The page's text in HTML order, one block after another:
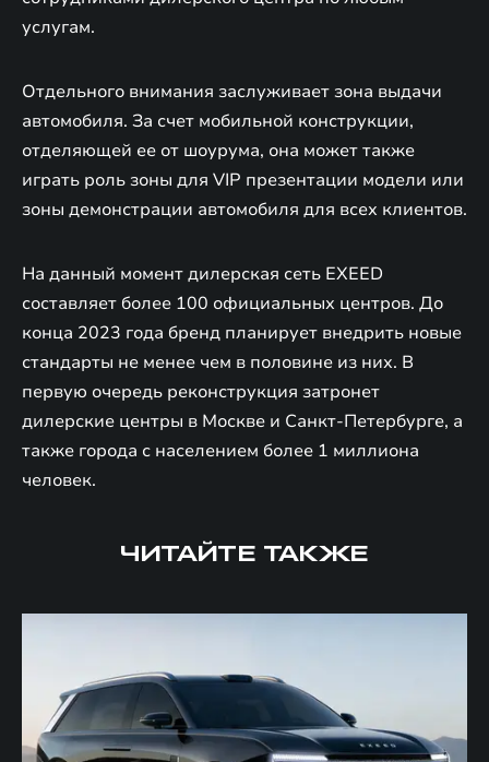
услугам.
Отдельного внимания заслуживает зона выдачи
автомобиля. За счет мобильной конструкции,
отделяющей ее от шоурума, она может также
играть роль зоны для VIP презентации модели или
зоны демонстрации автомобиля для всех клиентов.
На данный момент дилерская сеть EXEED
составляет более 100 официальных центров. До
конца 2023 года бренд планирует внедрить новые
стандарты не менее чем в половине из них. В
первую очередь реконструкция затронет
дилерские центры в Москве и Санкт-Петербурге, а
также города с населением более 1 миллиона
человек.
ЧИТАЙТЕ ТАКЖЕ